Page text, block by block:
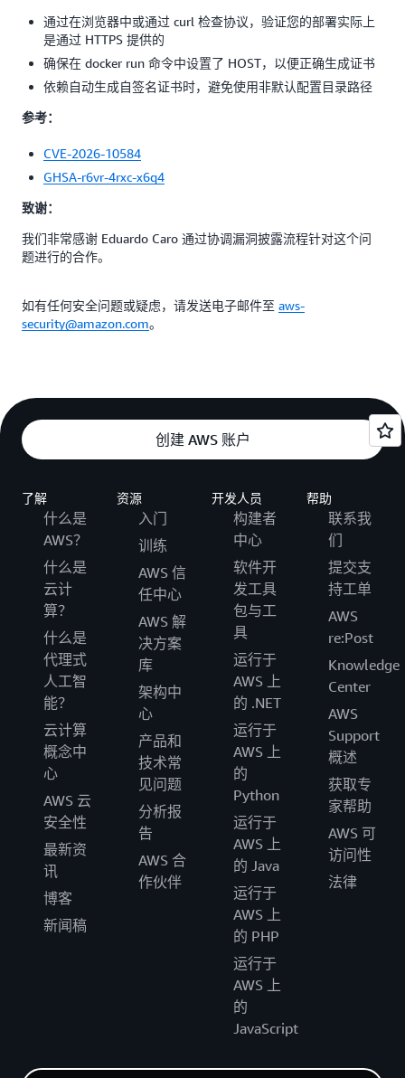
通过在浏览器中或通过 curl 检查协议，验证您的部署实际上
是通过 HTTPS 提供的
确保在 docker run 命令中设置了 HOST，以便正确生成证书
依赖自动生成自签名证书时，避免使用非默认配置目录路径
参考：
CVE-2026-10584
GHSA-r6vr-4rxc-x6q4
致谢：
我们非常感谢 Eduardo Caro 通过协调漏洞披露流程针对这个问
题进行的合作。
如有任何安全问题或疑虑，请发送电子邮件至 aws-
security@amazon.com。
创建 AWS 账户
了解
什么是
AWS？
什么是
云计
算？
什么是
代理式
人工智
能？
云计算
概念中
心
AWS 云
安全性
最新资
讯
博客
新闻稿
资源
入门
训练
AWS 信
任中心
AWS 解
决方案
库
架构中
心
产品和
技术常
见问题
分析报
告
AWS 合
作伙伴
开发人员
构建者
中心
软件开
发工具
包与工
具
运行于
AWS 上
的 .NET
运行于
AWS 上
的
Python
运行于
AWS 上
的 Java
运行于
AWS 上
的 PHP
运行于
AWS 上
的
JavaScript
帮助
联系我
们
提交支
持工单
AWS
re:Post
Knowledge
Center
AWS
Support
概述
获取专
家帮助
AWS 可
访问性
法律